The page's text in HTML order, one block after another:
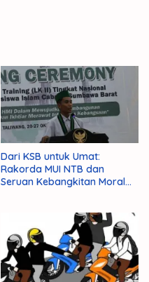
Dari KSB untuk Umat:
Rakorda MUI NTB dan
Seruan Kebangkitan Moral